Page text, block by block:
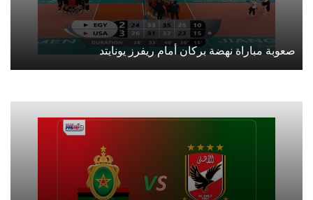
صعوبة مباراة نهضة بركان أمام ريفرز يونايتد